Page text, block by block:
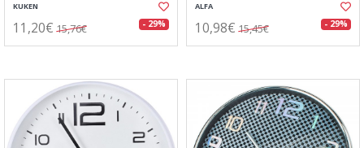
KUKEN
11,20€ 15,76€ - 29%
ALFA
10,98€ 15,45€ - 29%